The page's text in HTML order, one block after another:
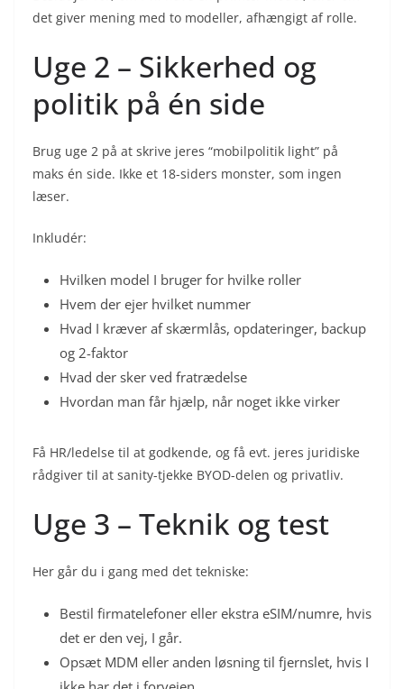
det giver mening med to modeller, afhængigt af rolle.
Uge 2 – Sikkerhed og
politik på én side
Brug uge 2 på at skrive jeres “mobilpolitik light” på
maks én side. Ikke et 18-siders monster, som ingen
læser.
Inkludér:
Hvilken model I bruger for hvilke roller
Hvem der ejer hvilket nummer
Hvad I kræver af skærmlås, opdateringer, backup
og 2-faktor
Hvad der sker ved fratrædelse
Hvordan man får hjælp, når noget ikke virker
Få HR/ledelse til at godkende, og få evt. jeres juridiske
rådgiver til at sanity-tjekke BYOD-delen og privatliv.
Uge 3 – Teknik og test
Her går du i gang med det tekniske:
Bestil firmatelefoner eller ekstra eSIM/numre, hvis
det er den vej, I går.
Opsæt MDM eller anden løsning til fjernslet, hvis I